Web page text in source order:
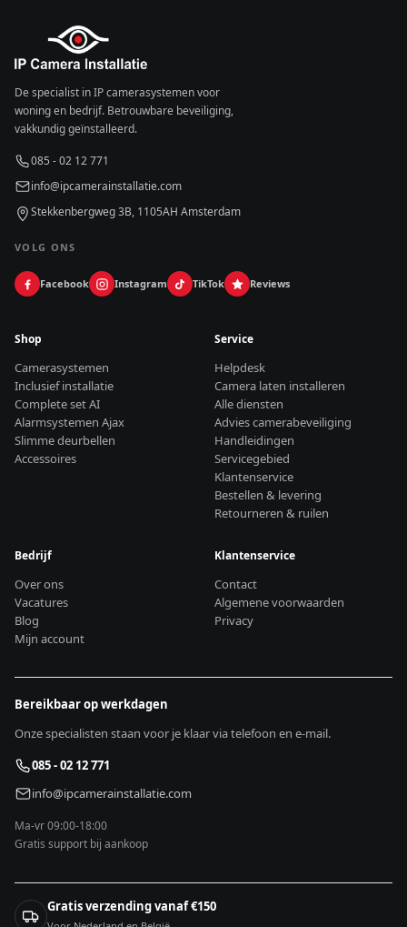
De specialist in IP camerasystemen voor
woning en bedrijf. Betrouwbare beveiliging,
vakkundig geïnstalleerd.
085 - 02 12 771
info@ipcamerainstallatie.com
Stekkenbergweg 3B, 1105AH Amsterdam
VOLG ONS
Facebook Instagram TikTok Reviews
Shop
Camerasystemen
Inclusief installatie
Complete set AI
Alarmsystemen Ajax
Slimme deurbellen
Accessoires
Service
Helpdesk
Camera laten installeren
Alle diensten
Advies camerabeveiliging
Handleidingen
Servicegebied
Klantenservice
Bestellen & levering
Retourneren & ruilen
Bedrijf
Over ons
Vacatures
Blog
Mijn account
Klantenservice
Contact
Algemene voorwaarden
Privacy
Bereikbaar op werkdagen
Onze specialisten staan voor je klaar via telefoon en e-mail.
085 - 02 12 771
info@ipcamerainstallatie.com
Ma-vr 09:00-18:00
Gratis support bij aankoop
Gratis verzending vanaf €150